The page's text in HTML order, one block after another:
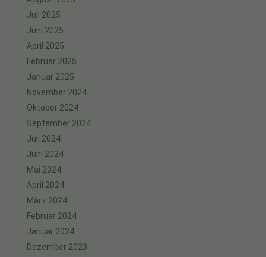
Juli 2025
Juni 2025
April 2025
Februar 2025
Januar 2025
November 2024
Oktober 2024
September 2024
Juli 2024
Juni 2024
Mai 2024
April 2024
März 2024
Februar 2024
Januar 2024
Dezember 2023